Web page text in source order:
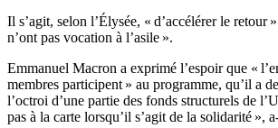
Il s’agit, selon l’Élysée, « d’accélérer le retour
n’ont pas vocation à l’asile ».
Emmanuel Macron a exprimé l’espoir que «
membres participent » au programme, qu’il a
l’octroi d’une partie des fonds structurels de
pas à la carte lorsqu’il s’agit de la solidarité »,